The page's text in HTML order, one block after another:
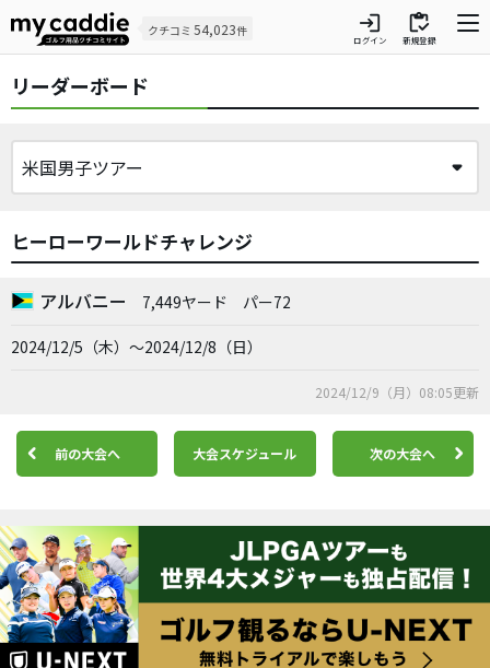
クチコミ 54,023件 login
ログイン
inventory
新規登録
リーダーボード
ヒーローワールドチャレンジ
アルバニー 7,449ヤード パー72
2024/12/5（木）～2024/12/8（日）
2024/12/9（月）08:05更新
前の大会へ 大会スケジュール 次の大会へ